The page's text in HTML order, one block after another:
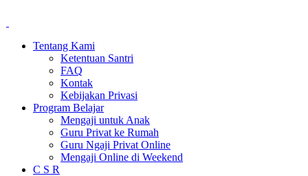
Tentang Kami
Ketentuan Santri
FAQ
Kontak
Kebijakan Privasi
Program Belajar
Mengaji untuk Anak
Guru Privat ke Rumah
Guru Ngaji Privat Online
Mengaji Online di Weekend
C S R